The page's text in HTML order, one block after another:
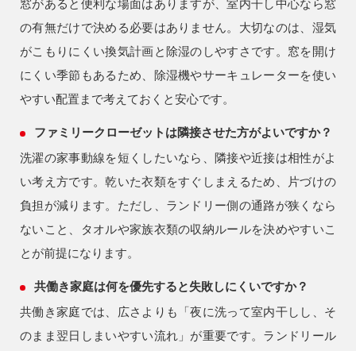
窓があると便利な場面はありますが、室内干し中心なら窓
の有無だけで決める必要はありません。大切なのは、湿気
がこもりにくい換気計画と除湿のしやすさです。窓を開け
にくい季節もあるため、除湿機やサーキュレーターを使い
やすい配置まで考えておくと安心です。
ファミリークローゼットは隣接させた方がよいですか？
洗濯の家事動線を短くしたいなら、隣接や近接は相性がよ
い考え方です。乾いた衣類をすぐしまえるため、片づけの
負担が減ります。ただし、ランドリー側の通路が狭くなら
ないこと、タオルや家族衣類の収納ルールを決めやすいこ
とが前提になります。
共働き家庭は何を優先すると失敗しにくいですか？
共働き家庭では、広さよりも「夜に洗って室内干しし、そ
のまま翌日しまいやすい流れ」が重要です。ランドリール